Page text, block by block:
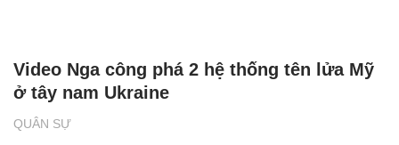
QUÂN SỰ
Video Nga công phá 2 hệ thống tên lửa Mỹ
ở tây nam Ukraine